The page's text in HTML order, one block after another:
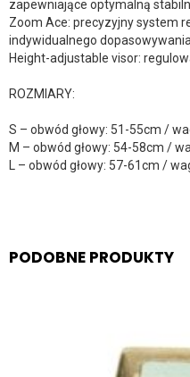
zapewniające optymalną
Zoom Ace: precyzyjny system
indywidualnego dopasowywania
Height-adjustable visor:
ROZMIARY:
S – obwód głowy: 51-55cm /
M – obwód głowy: 54-58cm /
L – obwód głowy: 57-61cm /
PODOBNE PRODUKTY